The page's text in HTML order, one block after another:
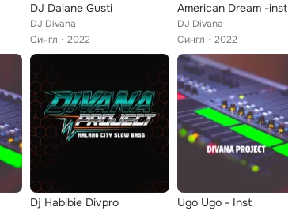
DJ Dalane Gusti
DJ Divana
Сингл
2022
American Dream -inst
DJ Divana
Сингл
2022
Dj Habibie Divpro Ugo Ugo - Inst